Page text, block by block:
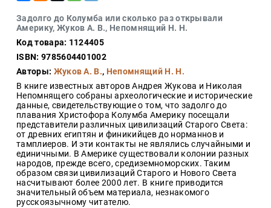
Задолго до Колумба или сколько раз открывали
Америку, Жуков А. В., Непомнящий Н. Н.
Код товара: 1124405
ISBN: 9785604401002
Авторы: Жуков А. В., Непомнящий Н. Н.
В книге известных авторов Андрея Жукова и Николая
Непомнящего собраны археологические и исторические
данные, свидетельствующие о том, что задолго до
плавания Христофора Колумба Америку посещали
представители различных цивилизаций Старого Света:
от древних египтян и финикийцев до норманнов и
тамплиеров. И эти контакты не являлись случайными и
единичными. В Америке существовали колонии разных
народов, прежде всего, средиземноморских. Таким
образом связи цивилизаций Старого и Нового Света
насчитывают более 2000 лет. В книге приводится
значительный объем материала, незнакомого
русскоязычному читателю.
Красота
и
здоровье
Оптовикам
Авторам
Контакты
Мероприятия
+7(499)
350-17-
79